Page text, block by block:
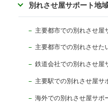
別れさせ屋サポート地
主要都市での別れさせ屋
主要都市での別れさせた
鉄道会社での別れさせ屋
主要駅での別れさせ屋サ
海外での別れさせ屋サポ